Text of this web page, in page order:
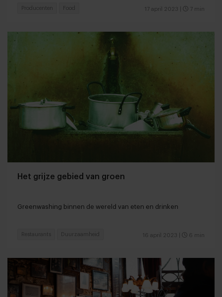
17 april 2023 7 min
Producenten Food
Het grijze gebied van groen
Greenwashing binnen de wereld van eten en drinken
16 april 2023 6 min
Restaurants Duurzaamheid